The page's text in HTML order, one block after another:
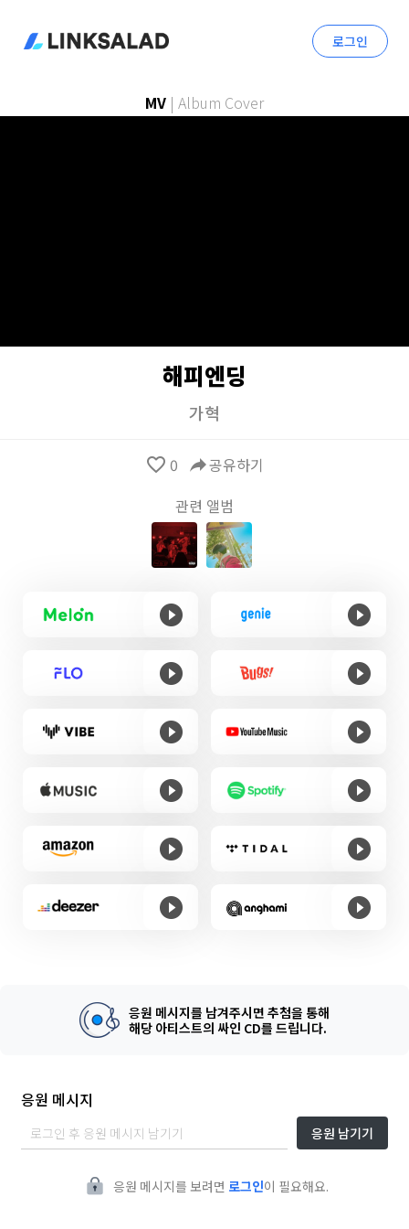
로그인
MV | Album Cover
해피엔딩
가혁
favorite_border 0 reply공유하기
관련 앨범
응원 메시지를 남겨주시면 추첨을 통해
해당 아티스트의 싸인 CD를 드립니다.
응원 메시지
응원 남기기
응원 메시지를 보려면 로그인이 필요해요.